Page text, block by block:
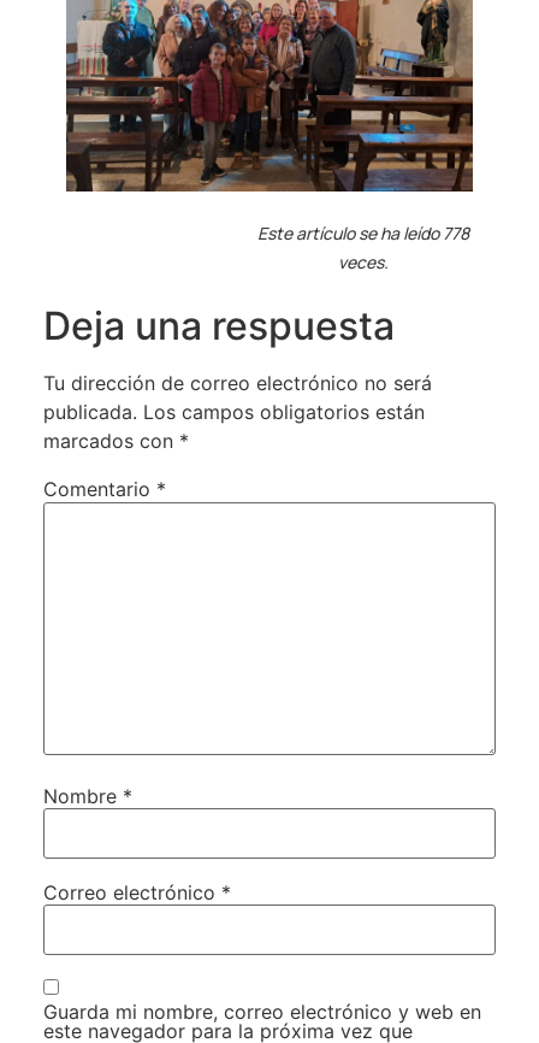
Este artículo se ha leído 778
veces.
Deja una respuesta
Tu dirección de correo electrónico no será
publicada. Los campos obligatorios están
marcados con *
Comentario *
Nombre *
Correo electrónico *
Guarda mi nombre, correo electrónico y web en
este navegador para la próxima vez que